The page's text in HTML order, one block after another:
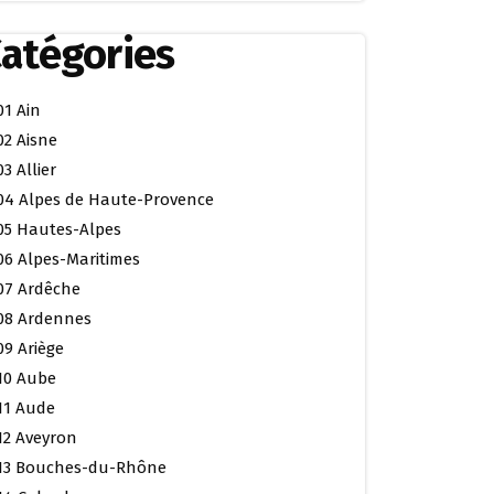
Ain
Aisne
Allier
Alpes de Haute-Provence
Hautes-Alpes
Alpes-Maritimes
Ardêche
Ardennes
Ariège
Aube
Aude
Aveyron
Bouches-du-Rhône